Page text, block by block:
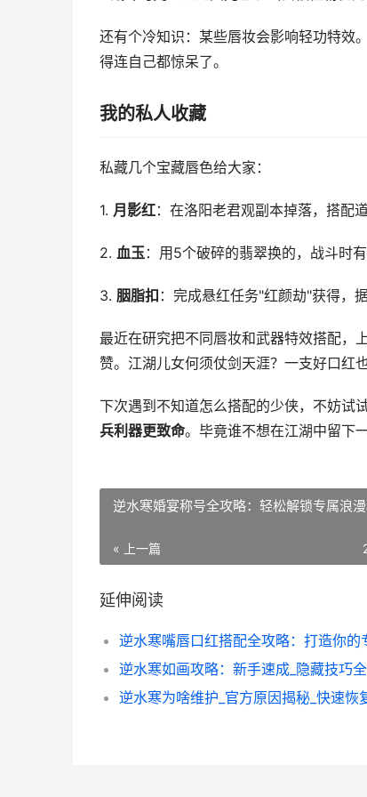
还有个冷知识：某些唇妆会影响轻功特效
得连自己都惊呆了。
我的私人收藏
私藏几个宝藏唇色给大家：
1. 月影红：在洛阳老君观副本掉落，搭配
2. 血玉：用5个破碎的翡翠换的，战斗时
3. 胭脂扣 ：完成悬红任务"红颜劫"获得，
最近在研究把不同唇妆和武器特效搭配，
赞。江湖儿女何须仗剑天涯？一支好口红
下次遇到不知道怎么搭配的少侠，不妨试
兵利器更致命。毕竟谁不想在江湖中留下
逆水寒婚宴称号全攻略：轻松解锁专属浪
« 上一篇
延伸阅读
逆水寒如画攻略：新手速成_隐藏技巧
逆水寒为啥维护_官方原因揭秘_快速恢